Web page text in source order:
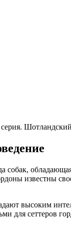
собак,
известны
высоким
для сеттеров